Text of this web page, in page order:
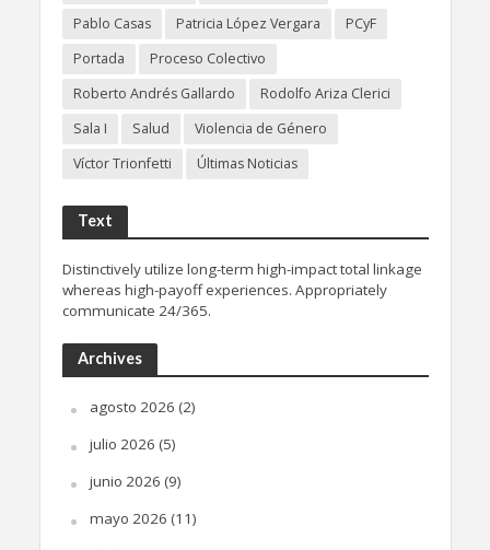
Pablo Casas
Patricia López Vergara
PCyF
Portada
Proceso Colectivo
Roberto Andrés Gallardo
Rodolfo Ariza Clerici
Sala I
Salud
Violencia de Género
Víctor Trionfetti
Últimas Noticias
Text
Distinctively utilize long-term high-impact total linkage
whereas high-payoff experiences. Appropriately
communicate 24/365.
Archives
agosto 2026 (2)
julio 2026 (5)
junio 2026 (9)
mayo 2026 (11)